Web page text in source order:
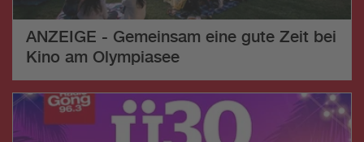
ANZEIGE - Gemeinsam eine gute Zeit bei
Kino am Olympiasee